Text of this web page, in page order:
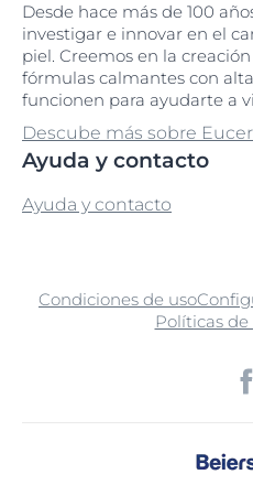
Desde hace más de 100
investigar e innovar en el
piel. Creemos en la
fórmulas calmantes con
funcionen para ayudarte a
Descube más sobre
Ayuda y contacto
Ayuda y contacto
Condiciones de uso
Políticas